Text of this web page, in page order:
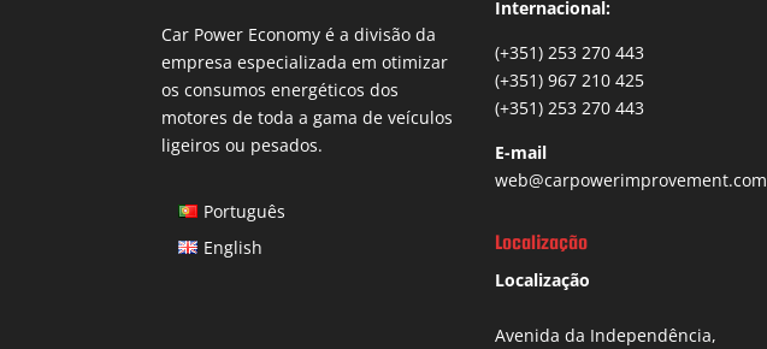
Car Power Economy é a divisão da
empresa especializada em otimizar
os consumos energéticos dos
motores de toda a gama de veículos
ligeiros ou pesados.
Português
English
Internacional:
(+351) 253 270 443
(+351) 967 210 425
(+351) 253 270 443
E-mail
web@carpowerimprovement.com
Localização
Localização
Avenida da Independência,